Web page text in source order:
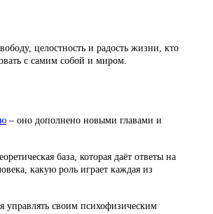
целостность и радость жизни, кто
с самим собой и миром.
– оно дополнено новыми главами и
база, которая даёт ответы на
какую роль играет каждая из
управлять своим психофизическим